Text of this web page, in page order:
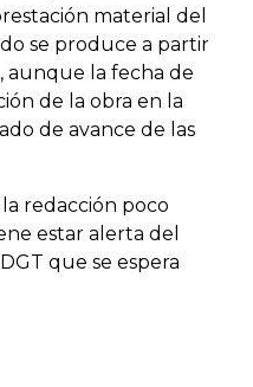
material del
se produce a partir
aunque la fecha de
de la obra en la
de avance de las
redacción poco
estar alerta del
que se espera